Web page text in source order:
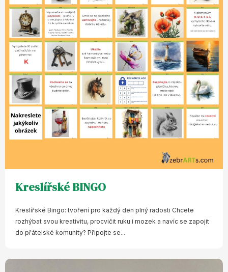
Kreslířské BINGO
Kreslířské Bingo: tvoření pro každý den plný radosti Chcete
rozhýbat svou kreativitu, procvičit ruku i mozek a navíc se zapojit
do přátelské komunity? Připojte se...